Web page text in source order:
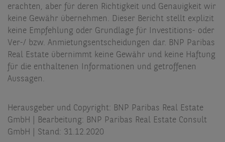
erachten, aber für deren Richtigkeit und Genauigkeit wir
keine Gewähr übernehmen. Dieser Bericht stellt explizit
keine Empfehlung oder Grundlage für Investitions- oder
Ver-/ bzw. Anmietungsentscheidungen dar. BNP Paribas
Real Estate übernimmt keine Gewähr und keine Haftung
für die enthaltenen Informationen und getroffenen
Aussagen.
Herausgeber und Copyright: BNP Paribas Real Estate
GmbH | Bearbeitung: BNP Paribas Real Estate Consult
GmbH | Stand: 31.12.2020